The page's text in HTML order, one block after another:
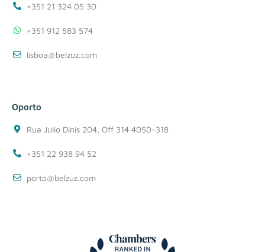
+351 21 324 05 30
+351 912 583 574
lisboa@belzuz.com
Oporto
Rua Julio Dinis 204, Off 314 4050-318
+351 22 938 94 52
porto@belzuz.com